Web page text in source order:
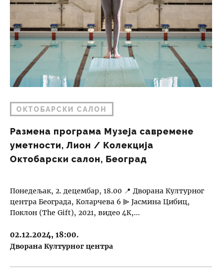
ОКТОБАРСКИ САЛОН
Размена програма Музеја савремене
уметности, Лион / Колекција
Октобарски салон, Београд
Понедељак, 2. децембар, 18.00 📍 Дворана Културног
центра Београда, Коларчева 6 ⫸ Јасмина Цибиц,
Поклон (The Gift), 2021, видео 4К,…
02.12.2024, 18:00.
Дворана Културног центра